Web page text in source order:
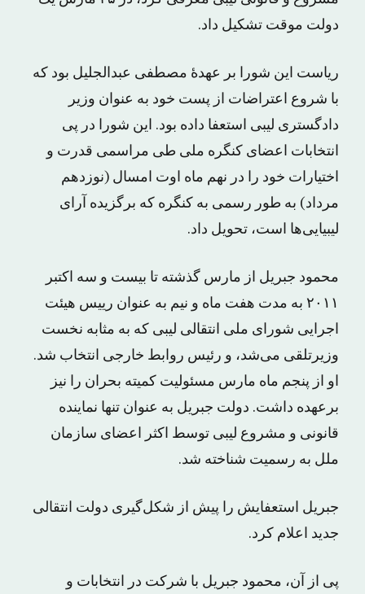
دولت موقت تشکیل داد.
ریاست این شورا بر عهدهٔ مصطفی عبدالجلیل بود که
با شروع اعتراضات از پست خود به عنوان وزیر
دادگستری لیبی استعفا داده بود. این شورا در پی
انتخابات اعضای کنگره ملی طی مراسمی قدرت و
اختیارات خود را در نهم ماه اوت امسال (نوزدهم
مرداد) به طور رسمی به کنگره که برگزیده آرای
لیبیایی‌ها است، تحویل داد.
محمود جبریل از مارس گذشته تا بیست و سه اکتبر
۲۰۱۱ به مدت هفت ماه و نیم به عنوان رییس هیئت
اجرایی شورای ملی انتقالی لیبی که به مثابه نخست
وزیرتلقی می‌شد، و رئیس روابط خارجی انتخاب شد.
او از پنجم ماه مارس مسئولیت کمیته بحران را نیز
برعهده داشت. دولت جبریل به عنوان تنها نماینده
قانونی و مشروع لیبی توسط اکثر اعضای سازمان
ملل به رسمیت شناخته شد.
جبریل استعفایش را پیش از شکل‌گیری دولت انتقالی
جدید اعلام کرد.
پی از آن، محمود جبریل با شرکت در انتخابات و